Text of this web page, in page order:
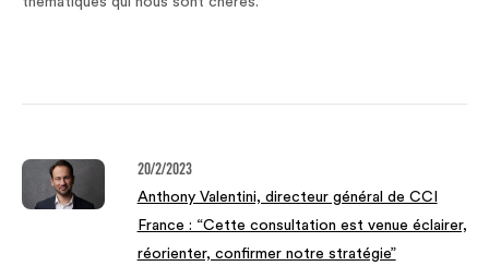
20/2/2023
Anthony Valentini, directeur général de CCI
France : “Cette consultation est venue éclairer,
réorienter, confirmer notre stratégie”